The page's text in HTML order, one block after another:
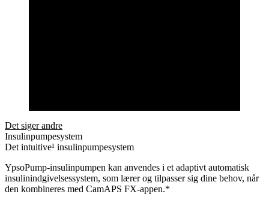
Det siger andre
Insulinpumpesystem
Det intuitive¹ insulinpumpesystem
YpsoPump-insulinpumpen kan anvendes i et adaptivt automatisk
insulinindgivelsessystem, som lærer og tilpasser sig dine behov, når
den kombineres med CamAPS FX-appen.*